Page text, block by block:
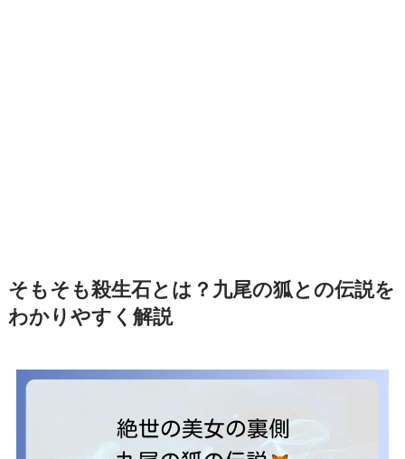
そもそも殺生石とは？九尾の狐との伝説を
わかりやすく解説